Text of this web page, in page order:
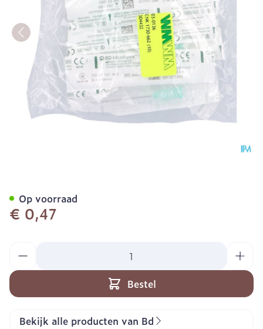
€ 0,47
Bestel
Op voorraad
Bekijk alle producten van Bd